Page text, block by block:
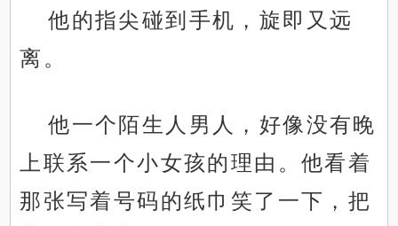
他的指尖碰到手机，旋即又远
离。
他一个陌生人男人，好像没有晚
上联系一个小女孩的理由。他看着
那张写着号码的纸巾笑了一下，把